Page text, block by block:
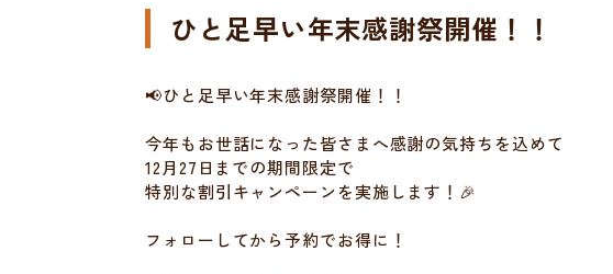
ひと足早い年末感謝祭開催！！
📢ひと足早い年末感謝祭開催！！
今年もお世話になった皆さまへ感謝の気持ちを込めて
12月27日までの期間限定で
特別な割引キャンペーンを実施します！🎉
フォローしてから予約でお得に！